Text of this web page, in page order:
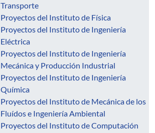
Transporte
Proyectos del Instituto de Física
Proyectos del Instituto de Ingeniería
Eléctrica
Proyectos del Instituto de Ingeniería
Mecánica y Producción Industrial
Proyectos del Instituto de Ingeniería
Química
Proyectos del Instituto de Mecánica de los
Fluídos e Ingeniería Ambiental
Proyectos del Instituto de Computación